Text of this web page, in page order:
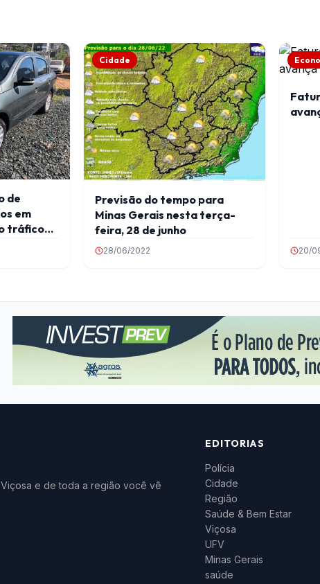
de
em
tráfico
Cidade
Previsão do tempo para
Minas Gerais nesta terça-
feira, 28 de junho
28/06/2022 20/
e de toda a região você vê
EDITORIAS
Polícia
Cidade
Região
Saúde & Bem Estar
Viçosa
UFV
Minas Gerais
saúde